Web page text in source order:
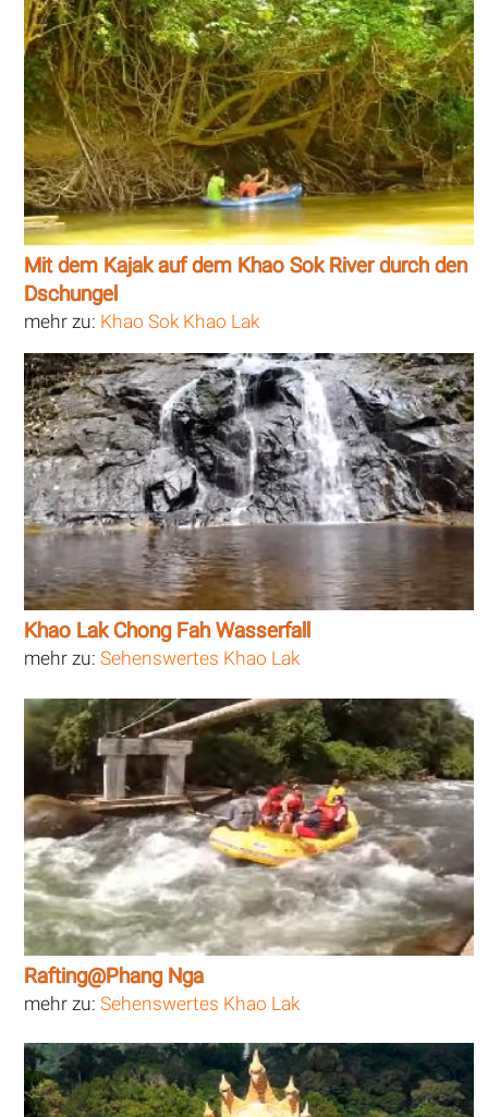
Mit dem Kajak auf dem Khao Sok River durch den
Dschungel
mehr zu: Khao Sok Khao Lak
Khao Lak Chong Fah Wasserfall
mehr zu:Sehenswertes Khao Lak
Rafting@Phang Nga
mehr zu:Sehenswertes Khao Lak